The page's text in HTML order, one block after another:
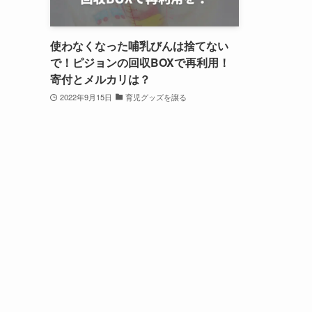
使わなくなった哺乳びんは捨てない
で！ピジョンの回収BOXで再利用！
寄付とメルカリは？
2022年9月15日 育児グッズを譲る